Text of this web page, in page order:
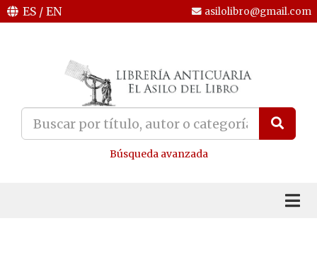
ES / EN asilolibro@gmail.com
Búsqueda avanzada